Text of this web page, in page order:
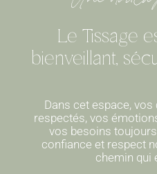
Le Tissage
bienveillant,
Dans cet espace,
respectés, vos
vos besoins
confiance et respect
chemin qui